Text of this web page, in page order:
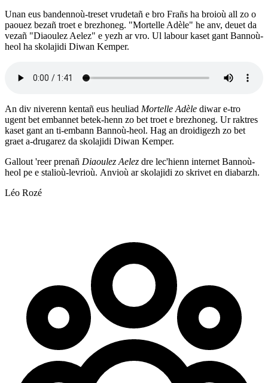
Unan eus bandennoù-treset vrudetañ e bro Frañs ha broioù all zo o
paouez bezañ troet e brezhoneg. "Mortelle Adèle" he anv, deuet da
vezañ "Diaoulez Aelez" e yezh ar vro. Ul labour kaset gant Bannoù-
heol ha skolajidi Diwan Kemper.
An div niverenn kentañ eus heuliad Mortelle Adèle diwar e-tro
ugent bet embannet betek-henn zo bet troet e brezhoneg. Ur raktres
kaset gant an ti-embann Bannoù-heol. Hag an droidigezh zo bet
graet a-drugarez da skolajidi Diwan Kemper.
Gallout 'reer prenañ Diaoulez Aelez dre lec'hienn internet Bannoù-
heol pe e stalioù-levrioù. Anvioù ar skolajidi zo skrivet en diabarzh.
Léo Rozé